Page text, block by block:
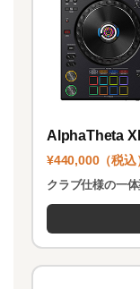
AlphaTheta
¥440,000（税込
クラブ仕様の一